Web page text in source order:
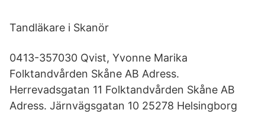
Tandläkare i Skanör
0413-357030 Qvist, Yvonne Marika
Folktandvården Skåne AB Adress.
Herrevadsgatan 11 Folktandvården Skåne AB
Adress. Järnvägsgatan 10 25278 Helsingborg